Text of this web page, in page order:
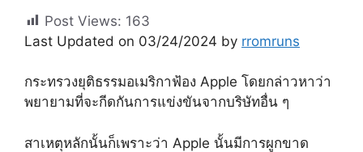
Post Views: 163
Last Updated on 03/24/2024 by rromruns
กระทรวงยุติธรรมอเมริกาฟ้อง Apple โดยกล่าวหาว่า
พยายามที่จะกีดกันการแข่งขันจากบริษัทอื่น ๆ
สาเหตุหลักนั้นก็เพราะว่า Apple นั้นมีการผูกขาด